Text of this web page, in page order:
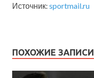
Источник: sportmail.ru
ПОХОЖИЕ ЗАПИСИ